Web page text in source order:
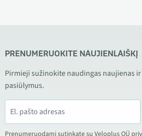
PRENUMERUOKITE NAUJIENLAIŠKĮ
Pirmieji sužinokite naudingas naujienas
pasiūlymus.
Prenumeruodami sutinkate su Veloplus OÜ